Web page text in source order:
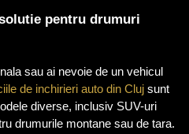
pentru drumuri
sau ai nevoie de un vehicul
de inchirieri auto din Cluj sunt
diverse, inclusiv SUV-uri
drumurile montane sau de tara.